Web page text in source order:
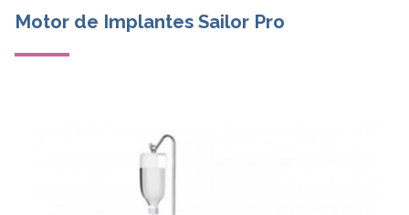
Motor de Implantes Sailor Pro